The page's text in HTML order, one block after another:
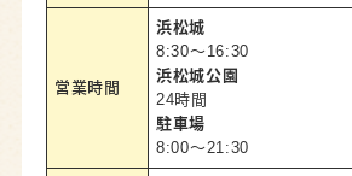
営業時間
浜松城
8:30～16:30
浜松城公園
24時間
駐車場
8:00～21:30